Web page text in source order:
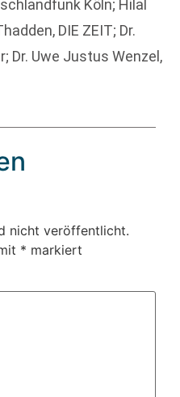
Köln; Hilal
DIE ZEIT; Dr.
Dr. Uwe Justus Wenzel,
nicht veröffentlicht.
* markiert